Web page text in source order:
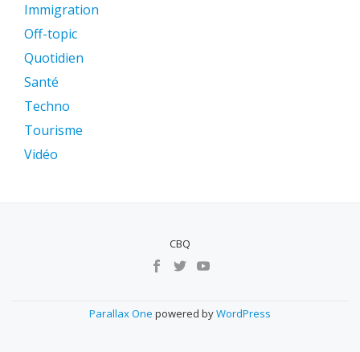
Immigration
Off-topic
Quotidien
Santé
Techno
Tourisme
Vidéo
CBQ
Parallax One powered byWordPress